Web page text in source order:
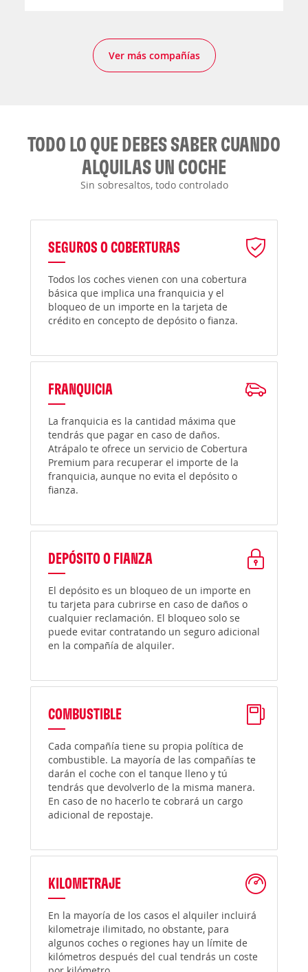
Ver más compañías
TODO LO QUE DEBES SABER CUANDO
ALQUILAS UN COCHE
Sin sobresaltos, todo controlado
SEGUROS O COBERTURAS
Todos los coches vienen con una cobertura
básica que implica una franquicia y el
bloqueo de un importe en la tarjeta de
crédito en concepto de depósito o fianza.
FRANQUICIA
La franquicia es la cantidad máxima que
tendrás que pagar en caso de daños.
Atrápalo te ofrece un servicio de Cobertura
Premium para recuperar el importe de la
franquicia, aunque no evita el depósito o
fianza.
DEPÓSITO O FIANZA
El depósito es un bloqueo de un importe en
tu tarjeta para cubrirse en caso de daños o
cualquier reclamación. El bloqueo solo se
puede evitar contratando un seguro adicional
en la compañía de alquiler.
COMBUSTIBLE
Cada compañía tiene su propia política de
combustible. La mayoría de las compañías te
darán el coche con el tanque lleno y tú
tendrás que devolverlo de la misma manera.
En caso de no hacerlo te cobrará un cargo
adicional de repostaje.
KILOMETRAJE
En la mayoría de los casos el alquiler incluirá
kilometraje ilimitado, no obstante, para
algunos coches o regiones hay un límite de
kilómetros después del cual tendrás un coste